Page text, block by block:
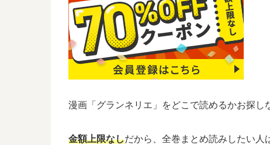
漫画「グランネリエ」をどこで読めるかお探し
金額上限なしだから、全巻まとめ読みしたい人